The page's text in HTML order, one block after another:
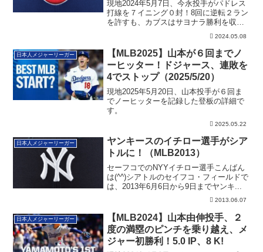
現地2024年5月7日、今永投手がパドレス
打線を７イニング０封！8回に逆転２ラン
を許すも、カブスはサヨナラ勝利を収め
2024.05.08
日本人メジャーリーガー
【MLB2025】山本が６回までノ
ーヒッター！ドジャース、連敗を
4でストップ（2025/5/20）
現地2025年5月20日、山本投手が６回ま
でノーヒッターを記録した登板の詳細で
す。
2025.05.22
日本人メジャーリーガー
ヤンキースのイチロー選手がシア
トルに！（MLB2013）
セーフコでのNYYイチロー選手こんばん
は(^^)シアトルのセイフコ・フィールドで
は、2013年6月6日から9日までヤンキ...
2013.06.07
日本人メジャーリーガー
【MLB2024】山本由伸投手、２
度の満塁のピンチを乗り越え、メ
ジャー初勝利！5.0 IP、8 K!